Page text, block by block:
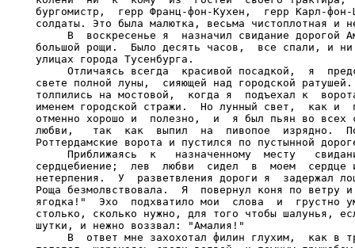
бургомистр,  герр Франц-фон-Кухен,  герр Карл-
солдаты. Это была малютка, весьма чистоплотная и
В  воскресенье я  назначил свидание дорогой
большой рощи.  Было десять часов,  все спали, и ни
улицах города Тусенбурга.
Отличаясь всегда  красивой посадкой,  я
свете полной луны,  сияющей над городской
толпились на мостовой,  когда я  подъехал к
именем городской стражи.  Но лунный свет,  как и
отменно хорошо и  полезно,  и  я был пьян во
любви,   так  как  выпил  на  пивопое  изрядно.
Роттердамские ворота и пустился по пустынной
Приближаясь  к   назначенному  месту
сердцебиение;  лев  любви  сидел  в  моем  сердце
нетерпения.  У  разветвления дороги я  задержал
Роща безмолвствовала.  Я  повернул коня по ветру
ягодка!"  Эхо  подхватило мои  слова  и  грустно
столько, сколько нужно, для того чтобы шалунья,
шутки, и нежно воззвал: "Амалия!"
В  ответ мне захохотал филин глухим,  как в